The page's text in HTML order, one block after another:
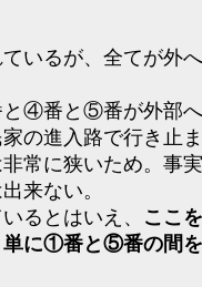
いるが、全てが外
④番と⑤番が外部
の進入路で行き止
常に狭いため。事
来ない。
るとはいえ、 ここ
単に①番と⑤番の間